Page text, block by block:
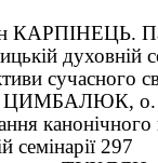
КАРПІНЕЦЬ.
духовній
сучасного
ЦИМБАЛЮК,
семінарії 297